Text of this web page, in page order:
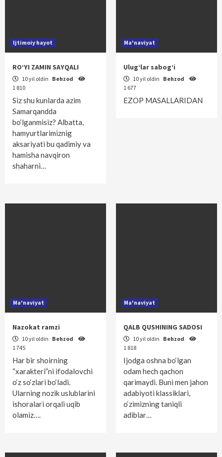
Ijtimoiy hayot
RO‘YI ZAMIN SAYQALI
10 yil oldin Behzod
1 810
Siz shu kunlarda azim
Samarqandda
bo‘lganmisiz? Albatta,
hamyurtlarimiznig
aksariyati bu qadimiy va
hamisha navqiron
shaharni…
Ma'naviyat
Ulug‘lar sabog‘i
10 yil oldin Behzod
1 677
EZOP MASALLARIDAN
Ma'naviyat
Nazokat ramzi
10 yil oldin Behzod
1 745
Har bir shoirning
“xarakteri”ni ifodalovchi
o‘z so‘zlari bo‘ladi.
Ularning nozik uslublarini
ishoralari orqali uqib
olamiz….
Ma'naviyat
QALB QUSHINING SADOSI
10 yil oldin Behzod
1 818
Ijodga oshna bo‘lgan
odam hech qachon
qarimaydi. Buni men jahon
adabiyoti klassiklari,
o‘zimizning taniqli
adiblar…